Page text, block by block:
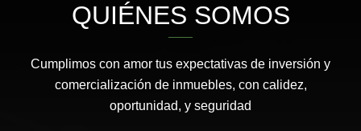
QUIÉNES SOMOS
Cumplimos con amor tus expectativas de inversión y
comercialización de inmuebles, con calidez,
oportunidad, y seguridad